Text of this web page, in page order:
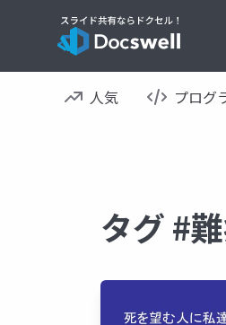
人気 プログ
タグ #